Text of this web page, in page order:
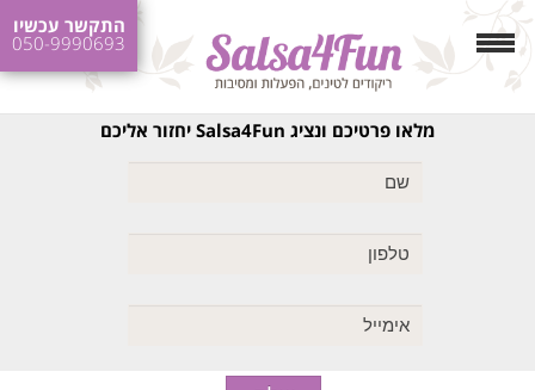
התקשר עכשיו
050-9990693
מלאו פרטיכם ונציג Salsa4Fun יחזור אליכם